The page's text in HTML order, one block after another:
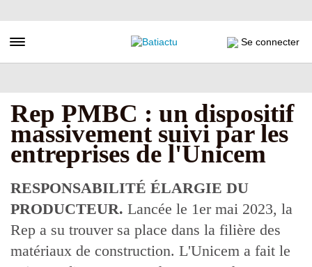
au
principal
Toggle navigation Se connecter
Rep PMBC : un dispositif
massivement suivi par les
entreprises de l'Unicem
RESPONSABILITÉ ÉLARGIE DU
PRODUCTEUR. Lancée le 1er mai 2023, la
Rep a su trouver sa place dans la filière des
matériaux de construction. L'Unicem a fait le